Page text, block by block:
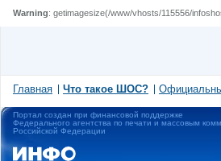
Warning: getimagesize(/www/vhosts/115556/
Главная Что такое ШОС?
Портал создан при финансовой поддержке
Федерального агентства по печати и массовым
Российской Федерации